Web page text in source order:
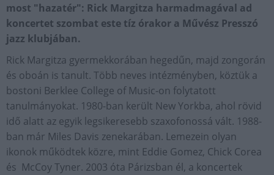
most "hazatér": Rick Margitza harmadmagával ad
koncertet szombat este tíz órakor a Művész Presszó
jazz klubjában.
Rick Margitza gyermekkorában hegedűn, majd zongorán
és oboán is tanult. Több neves intézményben, köztük a
bostoni Berklee College of Music-on folytatott
tanulmányokat. 1980-ban került New Yorkba, ahol rövid
idő alatt az egyik legsikeresebb szaxofonossá vált. 1988-
ban már Miles Davis zenekarában. Lemezein olyan
ikonok működtek közre, mint Eddie Gomez, Chick Corea
és McCoy Tyner. 2003 óta Párizsban él, a koncertek